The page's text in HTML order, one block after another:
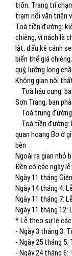
trốn. Trang trí
trạm nổi văn triện
Toà tiền đường:
chiêng, vì nách là
lật, đấu kê cánh
biến thể giá
quý, lưỡng long
Không gian nội
Toà hậu cung:
Sơn Trang, ban
Toà trung
Toà tiền đường:
quan hoang Bơ ở
bên
Ngoài ra gian nhỏ
Đền có các ngày lễ:
Ngày 11 tháng
Ngày 14 tháng 4:
Ngày 11 tháng 7:
Ngày 11 tháng 12:
* Lễ theo sự lệ
- Ngày 3 tháng 3:
- Ngày 25 tháng 5:
- Ngày 24 tháng 6: